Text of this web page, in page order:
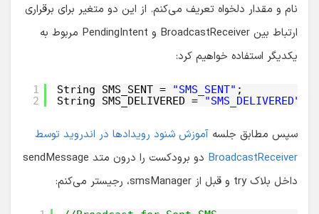
نام و مقدار دلخواه تعریف می‌کنم. از این دو متغیر برای برقراری
ارتباط بین BroadcastReceiver و PendingIntent مربوط به
یکدیگر استفاده خواهیم کرد:
1
2
String SMS_SENT = "SMS_SENT" ;
String SMS_DELIVERED =
"SMS_DELIVERED"
سپس مطابق جلسه آموزش شنود رویدادها در اندروید توسط
BroadcastReceiver
دو برودکست را درون متد sendMessage
داخل بلاک try و قبل از smsManager، رجیستر می‌کنم: